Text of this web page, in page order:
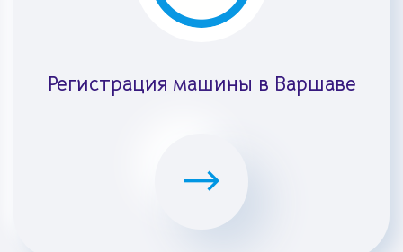
Регистрация машины в Варшаве